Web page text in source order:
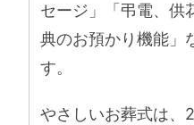
セージ」「弔電、供
典のお預かり機能」
す。
やさしいお葬式は、